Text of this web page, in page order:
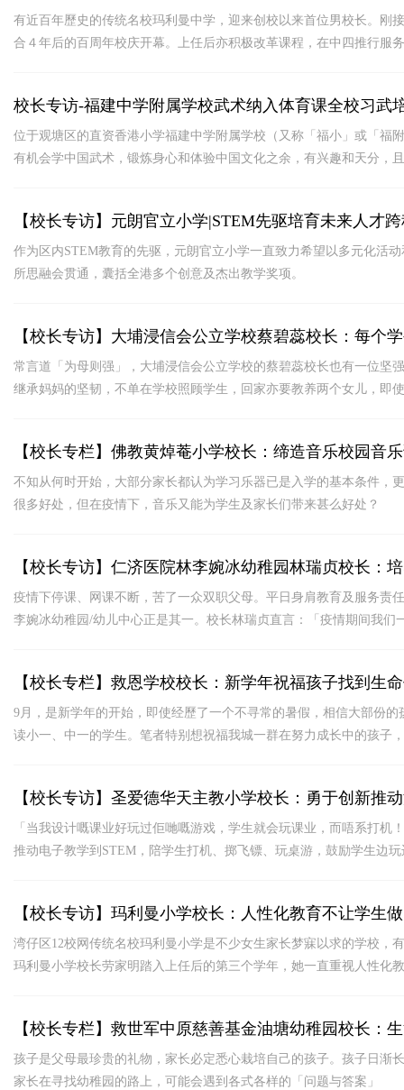
有近百年歷史的传统名校玛利曼中学，迎来创校以来首位男校长。刚
合４年后的百周年校庆开幕。上任后亦积极改革课程，在中四推行服
校长专访-福建中学附属学校武术纳入体育课全校习武
位于观塘区的直资香港小学福建中学附属学校（又称「福小」或「福
有机会学中国武术，锻炼身心和体验中国文化之余，有兴趣和天分，
【校长专访】元朗官立小学|STEM先驱培育未来人才
作为区内STEM教育的先驱，元朗官立小学一直致力希望以多元化活
所思融会贯通，囊括全港多个创意及杰出教学奖项。
【校长专访】大埔浸信会公立学校蔡碧蕊校长：每个
常言道「为母则强」，大埔浸信会公立学校的蔡碧蕊校长也有一位坚
继承妈妈的坚韧，不单在学校照顾学生，回家亦要教养两个女儿，即
【校长专栏】佛教黄焯菴小学校长：缔造音乐校园音
不知从何时开始，大部分家长都认为学习乐器已是入学的基本条件，
很多好处，但在疫情下，音乐又能为学生及家长们带来甚么好处？
【校长专访】仁济医院林李婉冰幼稚园林瑞贞校长：
疫情下停课、网课不断，苦了一众双职父母。平日身肩教育及服务责
李婉冰幼稚园/幼儿中心正是其一。校长林瑞贞直言：「疫情期间我
【校长专栏】救恩学校校长：新学年祝福孩子找到生
9月，是新学年的开始，即使经歷了一个不寻常的暑假，相信大部份
读小一、中一的学生。笔者特别想祝福我城一群在努力成长中的孩子
【校长专访】圣爱德华天主教小学校长：勇于创新推
「当我设计嘅课业好玩过佢哋嘅游戏，学生就会玩课业，而唔系打
推动电子教学到STEM，陪学生打机、掷飞镖、玩桌游，鼓励学生边
【校长专访】玛利曼小学校长：人性化教育不让学生
湾仔区12校网传统名校玛利曼小学是不少女生家长梦寐以求的学校，
玛利曼小学校长劳家明踏入上任后的第三个学年，她一直重视人性化
【校长专栏】救世军中原慈善基金油塘幼稚园校长：
孩子是父母最珍贵的礼物，家长必定悉心栽培自己的孩子。孩子日渐
家长在寻找幼稚园的路上，可能会遇到各式各样的「问题与答案」